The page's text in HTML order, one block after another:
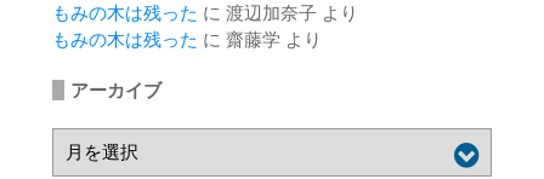
もみの木は残った に 渡辺加奈子より
もみの木は残った に 齋藤学 より
アーカイブ